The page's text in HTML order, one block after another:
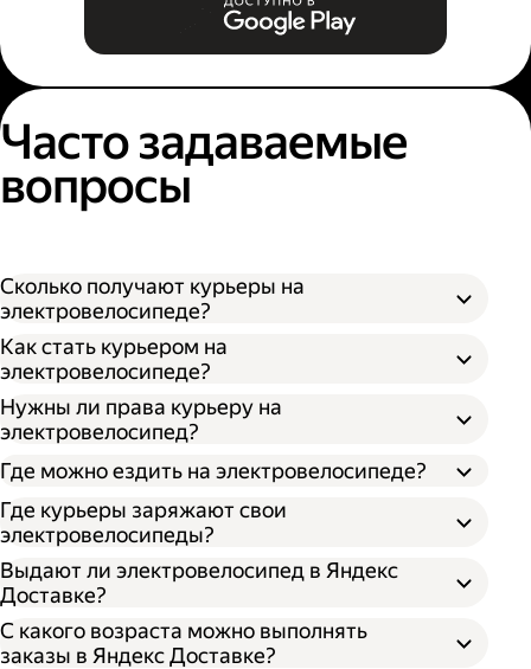
Часто задаваемые
вопросы
Сколько получают курьеры на
электровелосипеде?
Как стать курьером на
электровелосипеде?
Нужны ли права курьеру на
электровелосипед?
Где можно ездить на электровелосипеде?
Где курьеры заряжают свои
электровелосипеды?
Выдают ли электровелосипед в Яндекс
Доставке?
С какого возраста можно выполнять
заказы в Яндекс Доставке?